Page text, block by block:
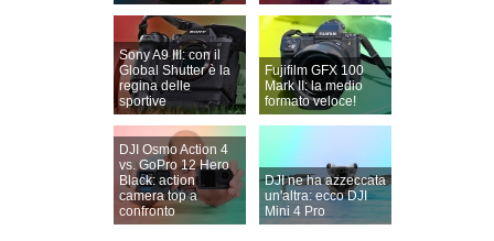
Sony A9 III: con il
Global Shutter è la
regina delle
sportive
Fujifilm GFX 100
Mark II: la medio
formato veloce!
DJI Osmo Action 4
vs. GoPro 12 Hero
Black: action
camera top a
confronto
DJI ne ha azzeccata
un'altra: ecco DJI
Mini 4 Pro